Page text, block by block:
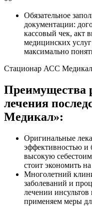
Обязательное
документации:
кассовый чек, акт
медицинских
максимально
Стационар АСС Медикал
Преимущества
лечения
Медикал»:
Оригинальные
эффективностью и
высокую
стоит экономить
Многолетний
заболеваний и
лечении
применяем меры